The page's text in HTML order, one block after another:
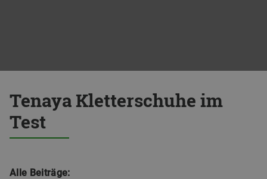
Tenaya Kletterschuhe im
Test
Alle Beiträge: